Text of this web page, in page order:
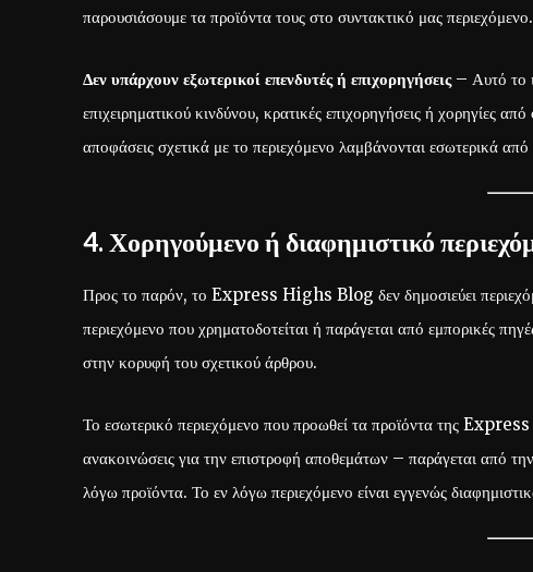
παρουσιάσουμε τα προϊόντα τους στο συντακτικό μας περιεχόμενο.
Δεν υπάρχουν εξωτερικοί επενδυτές ή επιχορηγήσεις– Αυτό το
επιχειρηματικού κινδύνου, κρατικές επιχορηγήσεις ή χορηγίες
αποφάσεις σχετικά με το περιεχόμενο λαμβάνονται εσωτερικά
4. Χορηγούμενο ή διαφημιστικό
Προς το παρόν, το Express Highs Blog δεν δημοσιεύει
περιεχόμενο που χρηματοδοτείται ή παράγεται από εμπορικές
στην κορυφή του σχετικού άρθρου.
Το εσωτερικό περιεχόμενο που προωθεί τα προϊόντα της
ανακοινώσεις για την επιστροφή αποθεμάτων – παράγεται από
λόγω προϊόντα. Το εν λόγω περιεχόμενο είναι εγγενώς